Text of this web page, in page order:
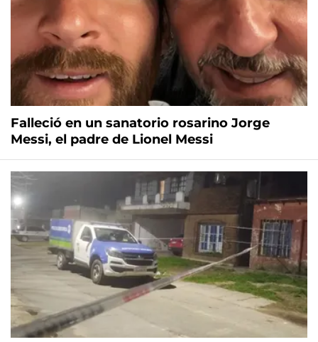
Falleció en un sanatorio rosarino Jorge
Messi, el padre de Lionel Messi